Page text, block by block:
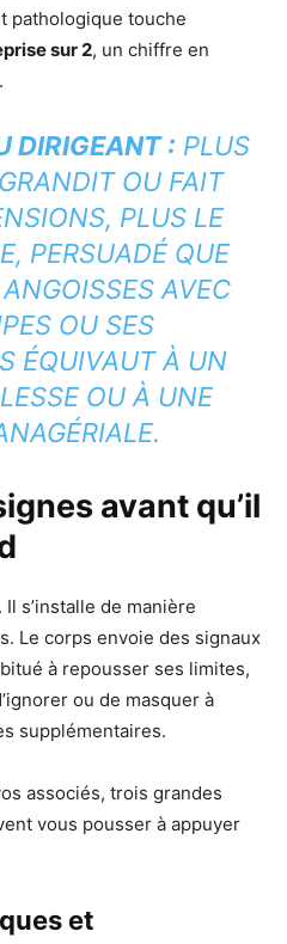
pathologique touche
sur 2, un chiffre en
DIRIGEANT : PLUS
OU FAIT
PLUS LE
PERSUADÉ QUE
AVEC
OU SES
ÉQUIVAUT À UN
OU À UNE
avant qu’il
s’installe de manière
Le corps envoie des signaux
à repousser ses limites,
ou de masquer à
supplémentaires.
associés, trois grandes
vous pousser à appuyer
et